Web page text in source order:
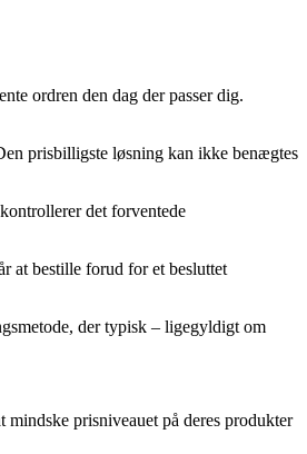
ordren den dag der passer dig.
prisbilligste løsning kan ikke benægtes
det forventede
at bestille forud for et besluttet
der typisk – ligegyldigt om
prisniveauet på deres produkter